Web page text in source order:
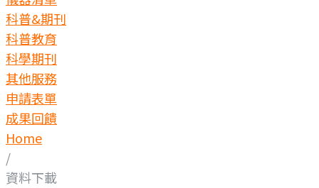
科普&期刊
科普教育
科學期刊
其他服務
申請表單
成果回饋
Home
/
資料下載